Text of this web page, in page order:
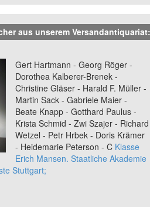
aus unserem Versandantiquariat:
Gert Hartmann - Georg Röger -
Dorothea Kalberer-Brenek -
Christine Gläser - Harald F. Müller -
Martin Sack - Gabriele Maier -
Beate Knapp - Gotthard Paulus -
Krista Schmid - Zwi Szajer - Richard
Wetzel - Petr Hrbek - Doris Krämer
- Heidemarie Peterson - C Klasse
Erich Mansen. Staatliche Akademie
Stuttgart;